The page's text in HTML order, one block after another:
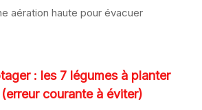
aération haute pour évacuer
: les 7 légumes à planter
courante à éviter)